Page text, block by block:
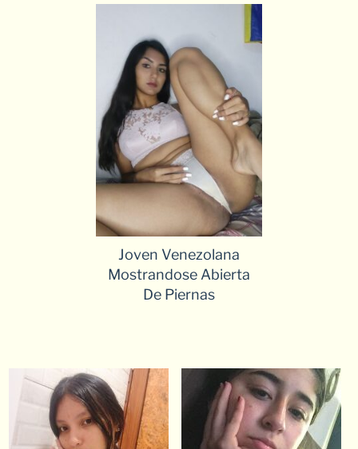
Joven Venezolana
Mostrandose Abierta
De Piernas